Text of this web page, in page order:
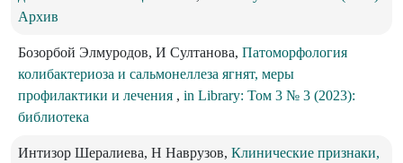
Архив
Бозорбой Элмуродов, И Султанова, Патоморфология
колибактериоза и сальмонеллеза ягнят, меры
профилактики и лечения , in Library: Том 3 № 3 (2023):
библиотека
Интизор Шералиева, Н Наврузов, Клинические признаки,